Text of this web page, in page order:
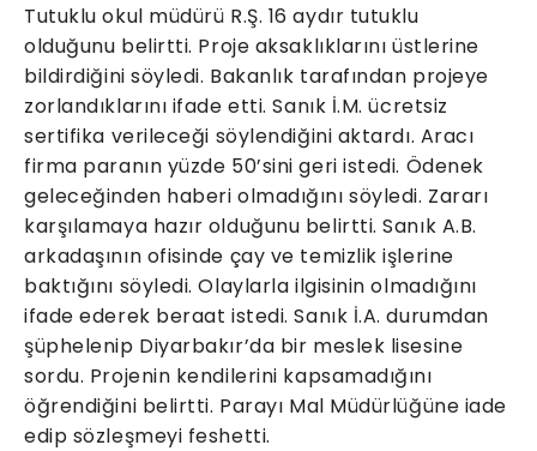
Tutuklu okul müdürü R.Ş. 16 aydır tutuklu
olduğunu belirtti. Proje aksaklıklarını üstlerine
bildirdiğini söyledi. Bakanlık tarafından projeye
zorlandıklarını ifade etti. Sanık İ.M. ücretsiz
sertifika verileceği söylendiğini aktardı. Aracı
firma paranın yüzde 50’sini geri istedi. Ödenek
geleceğinden haberi olmadığını söyledi. Zararı
karşılamaya hazır olduğunu belirtti. Sanık A.B.
arkadaşının ofisinde çay ve temizlik işlerine
baktığını söyledi. Olaylarla ilgisinin olmadığını
ifade ederek beraat istedi. Sanık İ.A. durumdan
şüphelenip Diyarbakır’da bir meslek lisesine
sordu. Projenin kendilerini kapsamadığını
öğrendiğini belirtti. Parayı Mal Müdürlüğüne iade
edip sözleşmeyi feshetti.